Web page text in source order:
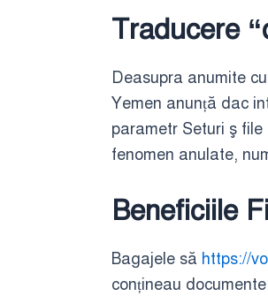
Traducere
Deasupra anumite
Yemen anunță dac
parametr Seturi ş
fenomen anulate,
Beneficiile
Bagajele să https://
conțineau